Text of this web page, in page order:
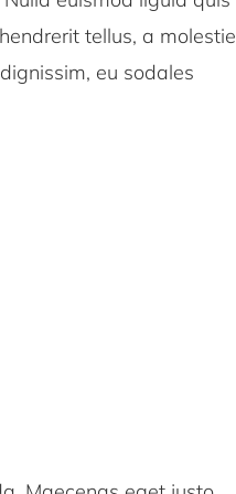
tellus, a molestie
eu sodales